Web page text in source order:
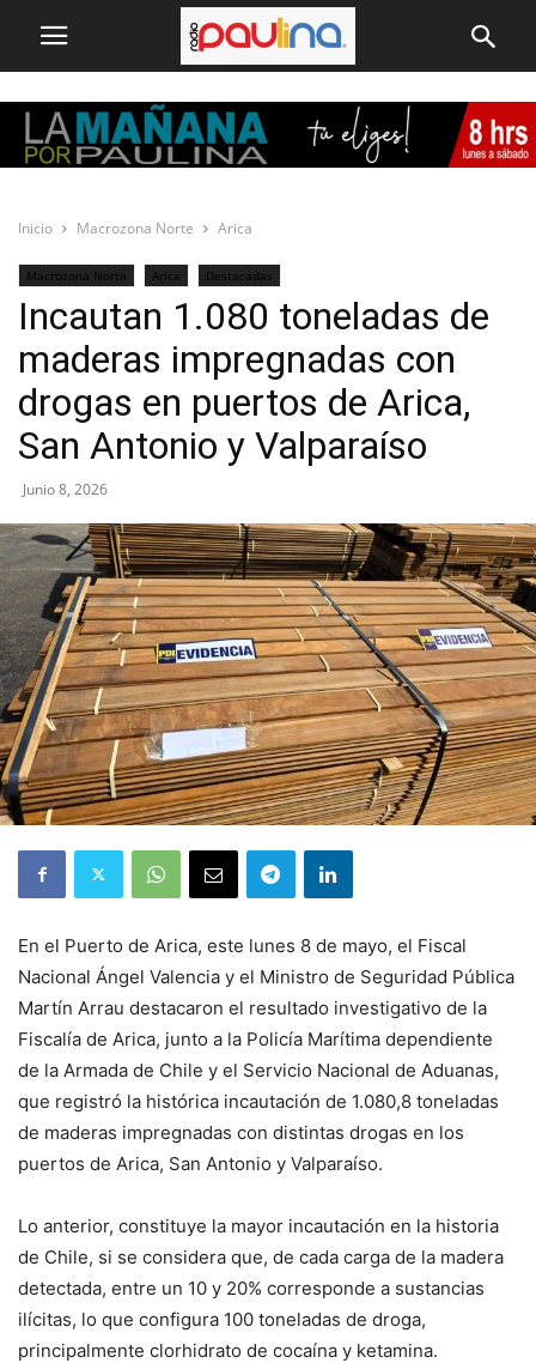
Inicio Macrozona Norte Arica
Macrozona Norte Arica Destacadas
Incautan 1.080 toneladas de
maderas impregnadas con
drogas en puertos de Arica,
San Antonio y Valparaíso
Junio 8, 2026
En el Puerto de Arica, este lunes 8 de mayo, el Fiscal
Nacional Ángel Valencia y el Ministro de Seguridad Pública
Martín Arrau destacaron el resultado investigativo de la
Fiscalía de Arica, junto a la Policía Marítima dependiente
de la Armada de Chile y el Servicio Nacional de Aduanas,
que registró la histórica incautación de 1.080,8 toneladas
de maderas impregnadas con distintas drogas en los
puertos de Arica, San Antonio y Valparaíso.
Lo anterior, constituye la mayor incautación en la historia
de Chile, si se considera que, de cada carga de la madera
detectada, entre un 10 y 20% corresponde a sustancias
ilícitas, lo que configura 100 toneladas de droga,
principalmente clorhidrato de cocaína y ketamina.